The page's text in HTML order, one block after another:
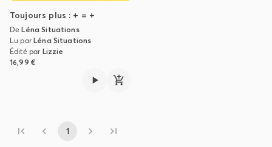
Toujours plus : + = +
DeLéna Situations
Lu parLéna Situations
Édité par Lizzie
16,99 €
1